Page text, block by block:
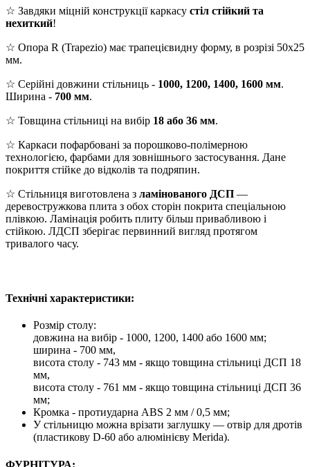
☆ Завдяки міцній конструкції каркасу стіл стійкий та
нехиткий!
☆ Опора R (Trapezio) має трапецієвидну форму, в розрізі 50х25
мм.
☆ Серійні довжини стільниць - 1000, 1200, 1400, 1600 мм.
Ширина - 700 мм.
☆ Товщина стільниці на вибір 18 або 36 мм.
☆ Каркаси пофарбовані за порошково-полімерною
технологією, фарбами для зовнішнього застосування. Дане
покриття стійке до відколів та подряпин.
☆ Стільниця виготовлена з ламінованого ДСП —
деревостружкова плита з обох сторін покрита спеціальною
плівкою. Ламінація робить плиту більш привабливою і
стійкою. ЛДСП зберігає первинний вигляд протягом
тривалого часу.
Технічні характеристики:
Розмір столу:
довжина на вибір - 1000, 1200, 1400 або 1600 мм;
ширина - 700 мм,
висота столу - 743 мм - якщо товщина стільниці ДСП 18
мм,
висота столу - 761 мм - якщо товщина стільниці ДСП 36
мм;
Кромка - протиударна ABS 2 мм / 0,5 мм;
У стільницю можна врізати заглушку — отвір для дротів
(пластикову D-60 або алюмінієву Merida).